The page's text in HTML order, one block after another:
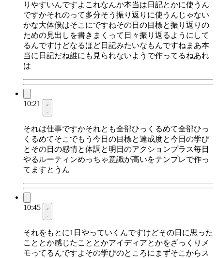
りやすいんですよこれなんか本当は日記とかに使うん
ですかそれのって多分そう振り返りに使うんじゃない
かな大体僕はそこにですねその日の目標と振り返りの
ための見出しを書きまくって日々振り返るようにして
るんですけどなるほど日記みたいなもんですねまあ本
当に日記だね誰にも見られないようで作ってるねあれ
は
10:21
それは仕事ですかそれとも全部ひっくるめて全部ひっ
くるめてそこでもう今日の目標と達成度と今日の学び
とその日の感情と体調と明日のアクションプラス毎日
やるルーティンめっちゃ意識が高いをテンプレで作っ
てますとうん
10:45
それをもとに1日やっていくんですけどその日に思った
こととか感じたこととかアイディアとかをざっくりメ
モってるんですよその学びのところにまずそこからス